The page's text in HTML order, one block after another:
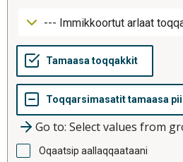
Go to: Select values from
Oqaatsip aallaqqaataani